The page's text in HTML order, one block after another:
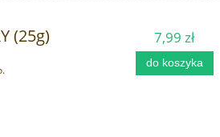
(25g) 7,99 zł
do koszyka